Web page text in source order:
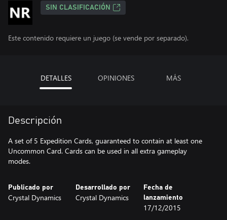
SIN CLASIFICACIÓN
Este contenido requiere un juego (se vende por separado).
DETALLES OPINIONES MÁS
Descripción
A set of 5 Expedition Cards, guaranteed to contain at least one
Uncommon Card. Cards can be used in all extra gameplay
modes.
Publicado por
Crystal Dynamics
Desarrollado por
Crystal Dynamics
Fecha de
lanzamiento
17/12/2015